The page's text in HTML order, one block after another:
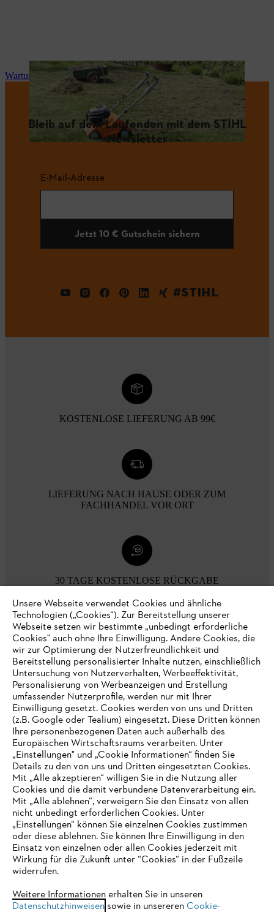
Wartung und Reparatur
Bleib auf dem Laufenden mit dem STIHL
Newsletter
E-Mail-Adresse
Jetzt 10 € Gutschein sichern
#STIHL
KOSTENLOSE LIEFERUNG AB 99€
LIEFERUNG NACH HAUSE ODER ZUM
FACHHANDEL VOR ORT
30 TAGE KOSTENLOSE RÜCKGABE
Zahlungsmöglichkeiten
Unternehmen
Online Shop
Service
IHR BROWSER WIRD NICHT
UNTERSTÜTZT
eine optimale Nutzung unserer Seite empfehlen wir Ihnen, zu
einem der folgenden Browser zu wechseln:
Unsere Webseite verwendet Cookies und ähnliche
Technologien („Cookies“). Zur Bereitstellung unserer
Webseite setzen wir bestimmte „unbedingt erforderliche
Cookies" auch ohne Ihre Einwilligung. Andere Cookies, die
wir zur Optimierung der Nutzerfreundlichkeit und
Bereitstellung personalisierter Inhalte nutzen, einschließlich
Untersuchung von Nutzerverhalten, Werbeeffektivität,
Personalisierung von Werbeanzeigen und Erstellung
umfassender Nutzerprofile, werden nur mit Ihrer
Einwilligung gesetzt. Cookies werden von uns und Dritten
(z.B. Google oder Tealium) eingesetzt. Diese Dritten können
Ihre personenbezogenen Daten auch außerhalb des
Europäischen Wirtschaftsraums verarbeiten. Unter
„Einstellungen" und „Cookie Informationen“ finden Sie
Details zu den von uns und Dritten eingesetzten Cookies.
Mit „Alle akzeptieren“ willigen Sie in die Nutzung aller
Cookies und die damit verbundene Datenverarbeitung ein.
Mit „Alle ablehnen“, verweigern Sie den Einsatz von allen
nicht unbedingt erforderlichen Cookies. Unter
„Einstellungen“ können Sie einzelnen Cookies zustimmen
oder diese ablehnen. Sie können Ihre Einwilligung in den
Einsatz von einzelnen oder allen Cookies jederzeit mit
Wirkung für die Zukunft unter “Cookies“ in der Fußzeile
widerrufen.
Weitere Informationen erhalten Sie in unseren
Datenschutzhinweisensowie in unsereren Cookie-